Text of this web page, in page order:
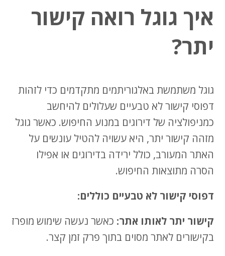
איך גוגל רואה קישור
יתר?
גוגל משתמשת באלגוריתמים מתקדמים כדי לזהות
דפוסי קישור לא טבעיים שעלולים להיחשב
כמניפולציה של דירוגים במנוע החיפוש. כאשר גוגל
מזהה קישור יתר, היא עשויה להטיל עונשים על
האתר המעורב, כולל ירידה בדירוגים או אפילו
הסרה מתוצאות החיפוש.
דפוסי קישור לא טבעיים כוללים:
קישור יתר לאותו אתר: כאשר נעשה שימוש מופרז
בקישורים לאתר מסוים בתוך פרק זמן קצר.